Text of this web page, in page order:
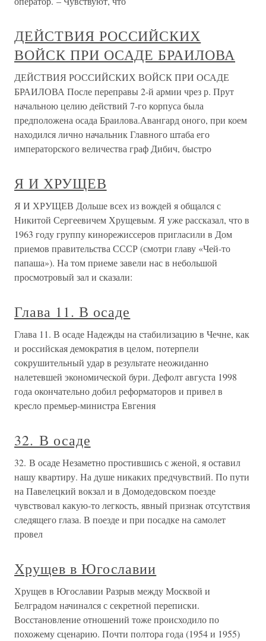
ДЕЙСТВИЯ РОССИЙСКИХ
ВОЙСК ПРИ ОСАДЕ БРАИЛОВА
ДЕЙСТВИЯ РОССИЙСКИХ ВОЙСК ПРИ ОСАДЕ
БРАИЛОВА После переправы 2-й армии чрез р. Прут
начальною целию действий 7-го корпуса была
предположена осада Браилова.Авангард оного, при коем
находился лично начальник Главного штаба его
императорского величества граф Дибич, быстро
Я И ХРУЩЕВ
Я И ХРУЩЕВ Дольше всех из вождей я общался с
Никитой Сергеевичем Хрущевым. Я уже рассказал, что в
1963 году группу кинорежиссеров пригласили в Дом
приемов правительства СССР (смотри главу «Чей-то
папаша»). На том приеме завели нас в небольшой
просмотровый зал и сказали:
Глава 11. В осаде
Глава 11. В осаде Надежды на стабилизацию в Чечне, как
и российская демократия в целом, потерпели
сокрушительный удар в результате неожиданно
налетевшей экономической бури. Дефолт августа 1998
года окончательно добил реформаторов и привел в
кресло премьер-министра Евгения
32. В осаде
32. В осаде Незаметно простившись с женой, я оставил
нашу квартиру. На душе никаких предчувствий. По пути
на Павелецкий вокзал и в Домодедовском поезде
чувствовал какую-то легкость, явный признак отсутствия
следящего глаза. В поезде и при посадке на самолет
провел
Хрущев в Югославии
Хрущев в Югославии Разрыв между Москвой и
Белградом начинался с секретной переписки.
Восстановление отношений тоже происходило по
похожему сценарию. Почти полтора года (1954 и 1955)